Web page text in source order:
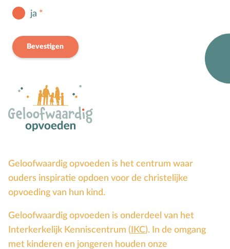
Evangeliseren
G
Gebedsvormen
Geloofsgesprek
Goede Vrijdag
Groepsdruk
Grootouders
Hervormingsdag
Huwelijk
I
Internet
Kerkgeschiedenis
Kerst
ja
Bevestigen
Geloofwaardig opvoeden is het centrum waar
ouders inspiratie opdoen voor de christelijke
opvoeding van hun kind.
Geloofwaardig opvoeden is onderdeel van het
Interkerkelijk Kenniscentrum ( IKC). In de omgang
met kinderen en jongeren houden onze